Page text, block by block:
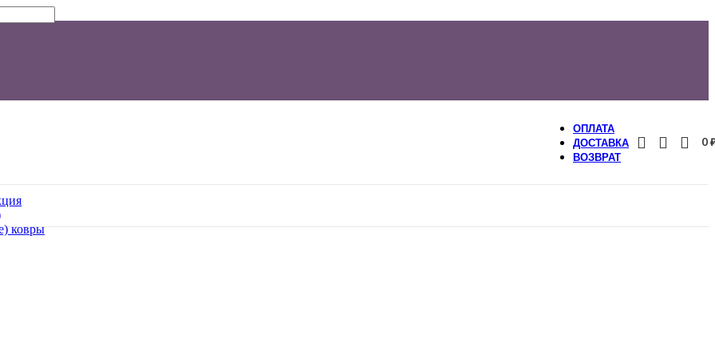
ковры
ОПЛАТА
ДОСТАВКА
ВОЗВРАТ
0